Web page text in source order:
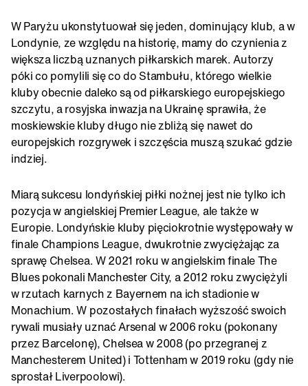
W Paryżu ukonstytuował się jeden, dominujący klub, a w
Londynie, ze względu na historię, mamy do czynienia z
większa liczbą uznanych piłkarskich marek. Autorzy
póki co pomylili się co do Stambułu, którego wielkie
kluby obecnie daleko są od piłkarskiego europejskiego
szczytu, a rosyjska inwazja na Ukrainę sprawiła, że
moskiewskie kluby długo nie zbliżą się nawet do
europejskich rozgrywek i szczęścia muszą szukać gdzie
indziej.
Miarą sukcesu londyńskiej piłki nożnej jest nie tylko ich
pozycja w angielskiej Premier League, ale także w
Europie. Londyńskie kluby pięciokrotnie występowały w
finale Champions League, dwukrotnie zwyciężając za
sprawę Chelsea. W 2021 roku w angielskim finale The
Blues pokonali Manchester City, a 2012 roku zwyciężyli
w rzutach karnych z Bayernem na ich stadionie w
Monachium. W pozostałych finałach wyższość swoich
rywali musiały uznać Arsenal w 2006 roku (pokonany
przez Barcelonę), Chelsea w 2008 (po przegranej z
Manchesterem United) i Tottenham w 2019 roku (gdy nie
sprostał Liverpoolowi).